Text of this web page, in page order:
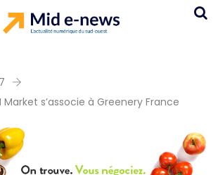
s’associe à Greenery France